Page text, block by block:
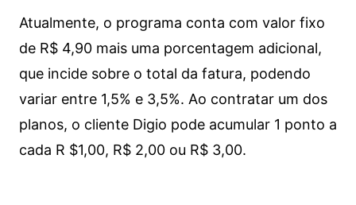
Atualmente, o programa conta com valor fixo
de R$ 4,90 mais uma porcentagem adicional,
que incide sobre o total da fatura, podendo
variar entre 1,5% e 3,5%. Ao contratar um dos
planos, o cliente Digio pode acumular 1 ponto a
cada R $1,00, R$ 2,00 ou R$ 3,00.